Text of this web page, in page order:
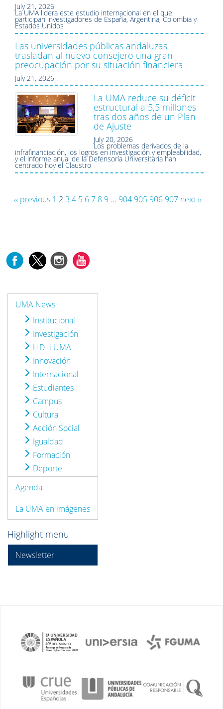
July 21, 2026
La UMA lidera este estudio internacional en el que
participan investigadores de España, Argentina, Colombia y
Estados Unidos
Las universidades públicas andaluzas
trasladan al nuevo consejero una gran
preocupación por su situación financiera
July 21, 2026
La UMA reduce su déficit
estructural a 5,5 millones
tras dos años de un Plan
de Ajuste
July 20, 2026
Los problemas derivados de la
infrafinanciación, los logros en investigación y empleabilidad,
y el informe anual de la Defensoría Universitaria han
centrado hoy el Claustro
‹‹ previous 1 2 3 4 5 6 7 8 9 ... 904 905 906 907 next ››
UMA News
Institucional
Investigación
I+D+i UMA
Innovación
Internacional
Estudiantes
Campus
Cultura
Acción Social
Igualdad
Formación
Deporte
Agenda
La UMA en imágenes
Highlight menu
Newsletter